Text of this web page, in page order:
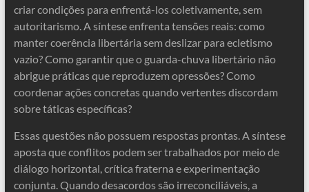
criar condições para enfrentá-los coletivamente, sem
autoritarismo. A síntese enfrenta tensões reais: como
manter coerência libertária sem deslizar para ecletismo
vazio? Como garantir que o guarda-chuva libertário não
abrigue práticas que reproduzem opressões? Como
coordenar ações concretas quando vertentes discordam
sobre táticas específicas?
Essas questões não possuem respostas prontas. A síntese
aposta que conflitos podem ser trabalhados por meio de
diálogo horizontal, crítica fraterna e experimentação
conjunta. Quando desacordos são irreconciliáveis, a